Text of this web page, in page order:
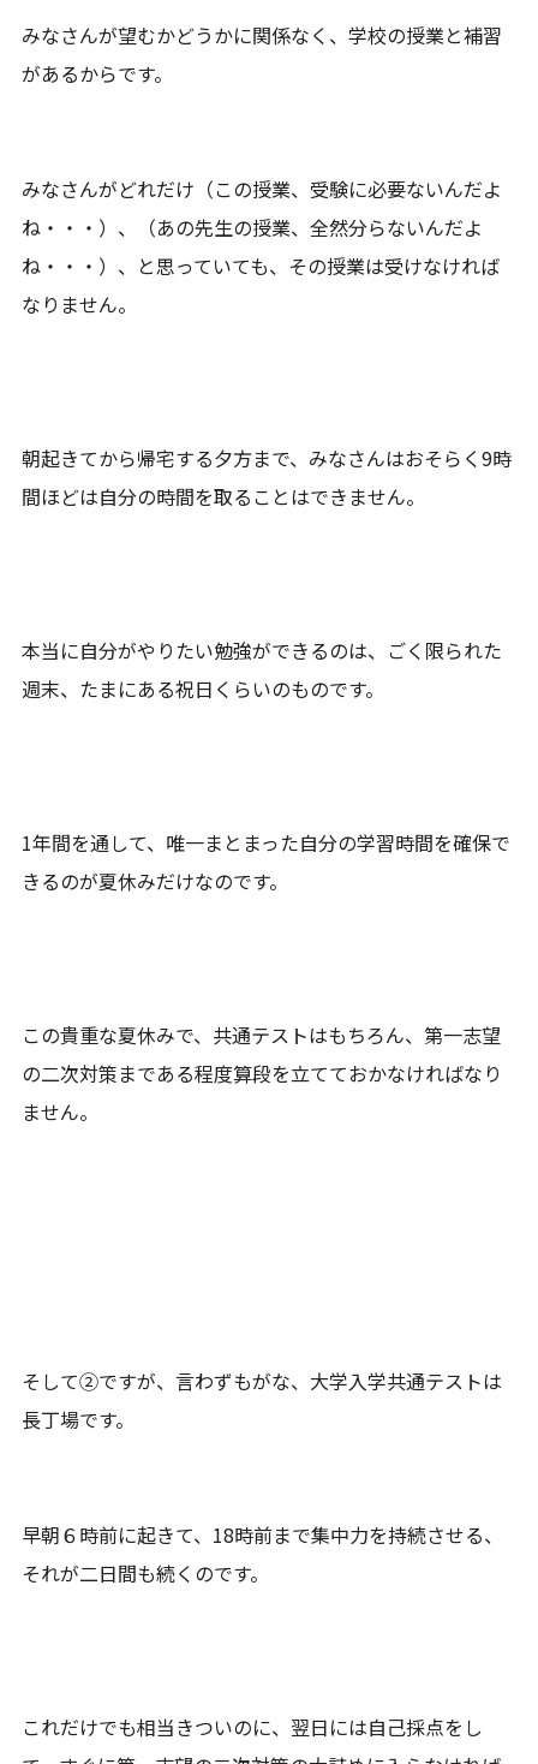
みなさんが望むかどうかに関係なく、学校の授業と補習
があるからです。
みなさんがどれだけ（この授業、受験に必要ないんだよ
ね・・・）、（あの先生の授業、全然分らないんだよ
ね・・・）、と思っていても、その授業は受けなければ
なりません。
朝起きてから帰宅する夕方まで、みなさんはおそらく9時
間ほどは自分の時間を取ることはできません。
本当に自分がやりたい勉強ができるのは、ごく限られた
週末、たまにある祝日くらいのものです。
1年間を通して、唯一まとまった自分の学習時間を確保で
きるのが夏休みだけなのです。
この貴重な夏休みで、共通テストはもちろん、第一志望
の二次対策まである程度算段を立てておかなければなり
ません。
そして②ですが、言わずもがな、大学入学共通テストは
長丁場です。
早朝６時前に起きて、18時前まで集中力を持続させる、
それが二日間も続くのです。
これだけでも相当きついのに、翌日には自己採点をし